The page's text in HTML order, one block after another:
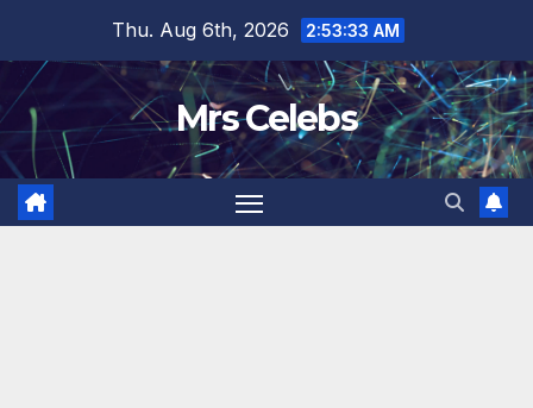
content
Thu. Aug 6th, 2026 2:53:34 AM
Mrs Celebs